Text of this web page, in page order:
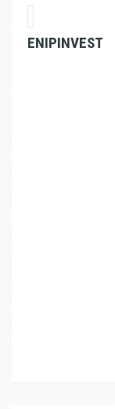
ENIPINVEST